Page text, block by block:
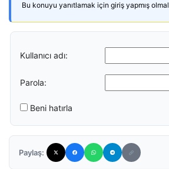
Bu konuyu yanıtlamak için giriş yapmış
Kullanıcı adı:
Parola:
Beni hatırla
Paylaş: